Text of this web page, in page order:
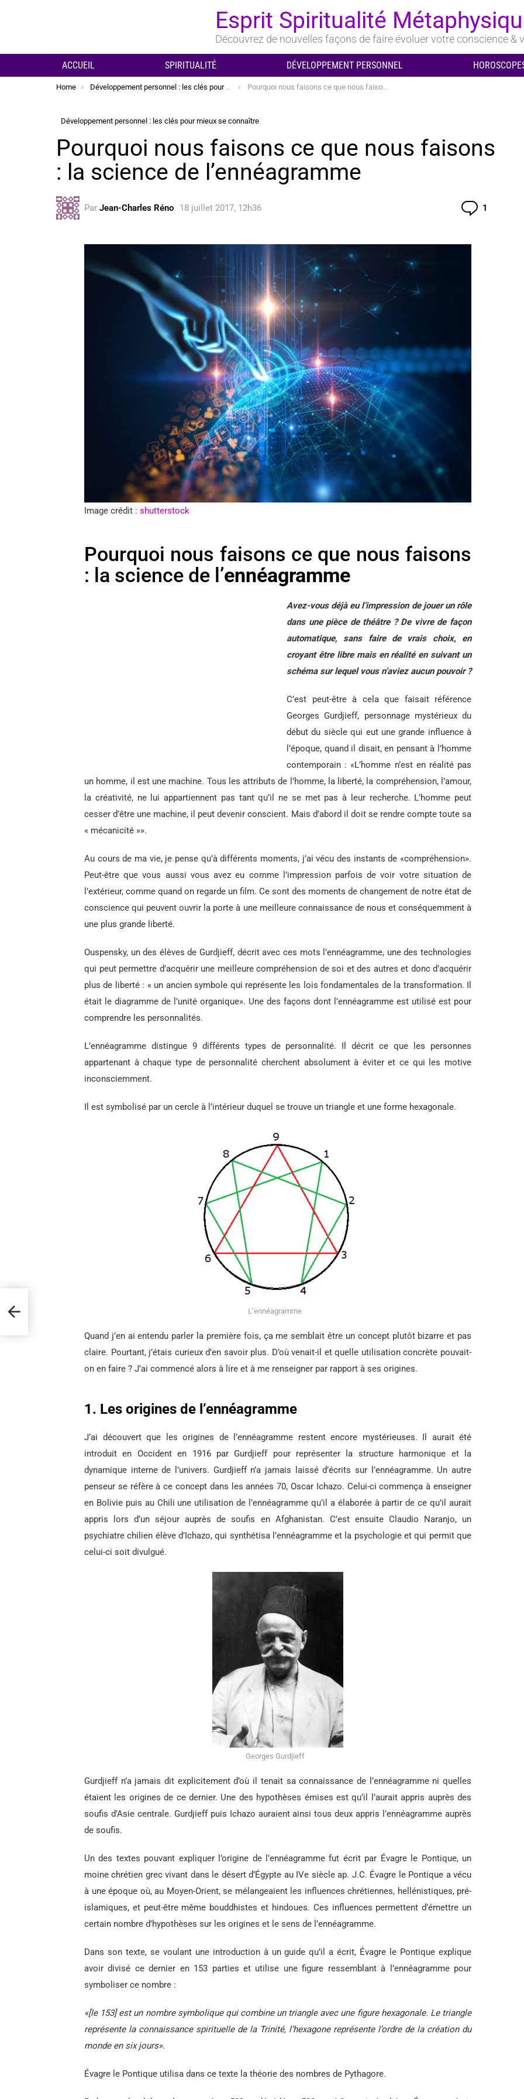
Esprit Spiritualité
Découvrez de nouvelles façons de faire évoluer votre conscience &
ACCUEIL SPIRITUALITÉ DÉVELOPPEMENT PERSONNEL
You are here:
Home Développement personnel : les clés pour mieux se connaître Pourquoi nous faisons ce que nous faisons : la science de l’ennéagramme
Développement personnel : les clés pour mieux se connaître
Pourquoi nous faisons ce que nous faisons
: la science de l’ennéagramme
Par Jean-Charles Réno 18 juillet 2017, 12h36 1
Image crédit : shutterstock
Pourquoi nous faisons ce que nous faisons
: la science de l’ennéagramme
Avez-vous déjà eu l’impression de jouer un rôle
dans une pièce de théâtre ? De vivre de façon
automatique, sans faire de vrais choix, en
croyant être libre mais en réalité en suivant un
schéma sur lequel vous n’aviez aucun pouvoir ?
C’est peut-être à cela que faisait référence
Georges Gurdjieff, personnage mystérieux du
début du siècle qui eut une grande influence à
l’époque, quand il disait, en pensant à l’homme
contemporain : «L’homme n’est en réalité pas
un homme, il est une machine. Tous les attributs de l’homme, la liberté, la compréhension, l’amour,
la créativité, ne lui appartiennent pas tant qu’il ne se met pas à leur recherche. L’homme peut
cesser d’être une machine, il peut devenir conscient. Mais d’abord il doit se rendre compte toute sa
« mécanicité »».
Au cours de ma vie, je pense qu’à différents moments, j’ai vécu des instants de «compréhension».
Peut-être que vous aussi vous avez eu comme l’impression parfois de voir votre situation de
l’extérieur, comme quand on regarde un film. Ce sont des moments de changement de notre état de
conscience qui peuvent ouvrir la porte à une meilleure connaissance de nous et conséquemment à
une plus grande liberté.
Ouspensky, un des élèves de Gurdjieff, décrit avec ces mots l’ennéagramme, une des technologies
qui peut permettre d’acquérir une meilleure compréhension de soi et des autres et donc d’acquérir
plus de liberté : « un ancien symbole qui représente les lois fondamentales de la transformation. Il
était le diagramme de l’unité organique». Une des façons dont l’ennéagramme est utilisé est pour
comprendre les personnalités.
L’ennéagramme distingue 9 différents types de personnalité. Il décrit ce que les personnes
appartenant à chaque type de personnalité cherchent absolument à éviter et ce qui les motive
inconsciemment.
Il est symbolisé par un cercle à l’intérieur duquel se trouve un triangle et une forme hexagonale.
L’ennéagramme
Quand j’en ai entendu parler la première fois, ça me semblait être un concept plutôt bizarre et pas
claire. Pourtant, j’étais curieux d’en savoir plus. D’où venait-il et quelle utilisation concrète pouvait-
on en faire ? J’ai commencé alors à lire et à me renseigner par rapport à ses origines.
1. Les origines de l’ennéagramme
J’ai découvert que les origines de l’ennéagramme restent encore mystérieuses. Il aurait été
introduit en Occident en 1916 par Gurdjieff pour représenter la structure harmonique et la
dynamique interne de l’univers. Gurdjieff n’a jamais laissé d’écrits sur l’ennéagramme. Un autre
penseur se réfère à ce concept dans les années 70, Oscar Ichazo. Celui-ci commença à enseigner
en Bolivie puis au Chili une utilisation de l’ennéagramme qu’il a élaborée à partir de ce qu’il aurait
appris lors d’un séjour auprès de soufis en Afghanistan. C’est ensuite Claudio Naranjo, un
psychiatre chilien élève d’Ichazo, qui synthétisa l’ennéagramme et la psychologie et qui permit que
celui-ci soit divulgué.
Georges Gurdjieff
Gurdjieff n’a jamais dit explicitement d’où il tenait sa connaissance de l’ennéagramme ni quelles
étaient les origines de ce dernier. Une des hypothèses émises est qu’il l’aurait appris auprès des
soufis d’Asie centrale. Gurdjieff puis Ichazo auraient ainsi tous deux appris l’ennéagramme auprès
de soufis.
Un des textes pouvant expliquer l’origine de l’ennéagramme fut écrit par Évagre le Pontique, un
moine chrétien grec vivant dans le désert d’Égypte au IVe siècle ap. J.C. Évagre le Pontique a vécu
à une époque où, au Moyen-Orient, se mélangeaient les influences chrétiennes, hellénistiques, pré-
islamiques, et peut-être même bouddhistes et hindoues. Ces influences permettent d’émettre un
certain nombre d’hypothèses sur les origines et le sens de l’ennéagramme.
Dans son texte, se voulant une introduction à un guide qu’il a écrit, Évagre le Pontique explique
avoir divisé ce dernier en 153 parties et utilise une figure ressemblant à l’ennéagramme pour
symboliser ce nombre :
«[le 153] est un nombre symbolique qui combine un triangle avec une figure hexagonale. Le triangle
représente la connaissance spirituelle de la Trinité, l’hexagone représente l’ordre de la création du
monde en six jours».
Évagre le Pontique utilisa dans ce texte la théorie des nombres de Pythagore.